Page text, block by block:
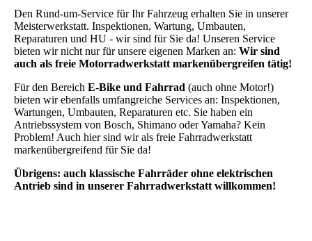
Den Rund-um-Service für Ihr Fahrzeug erhalten Sie in unserer
Meisterwerkstatt. Inspektionen, Wartung, Umbauten,
Reparaturen und HU - wir sind für Sie da! Unseren Service
bieten wir nicht nur für unsere eigenen Marken an: Wir sind
auch als freie Motorradwerkstatt markenübergreifen tätig!
Für den Bereich E-Bike und Fahrrad (auch ohne Motor!)
bieten wir ebenfalls umfangreiche Services an: Inspektionen,
Wartungen, Umbauten, Reparaturen etc. Sie haben ein
Antriebssystem von Bosch, Shimano oder Yamaha? Kein
Problem! Auch hier sind wir als freie Fahrradwerkstatt
markenübergreifend für Sie da!
Übrigens: auch klassische Fahrräder ohne elektrischen
Antrieb sind in unserer Fahrradwerkstatt willkommen!